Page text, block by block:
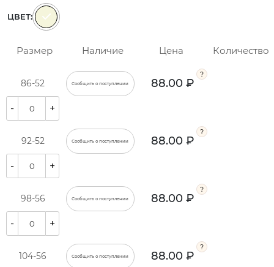
ЦВЕТ:
Размер Наличие Цена Количество
86-52 Сообщить о поступлении 88.00 ₽
- +
92-52 Сообщить о поступлении 88.00 ₽
- +
98-56 Сообщить о поступлении 88.00 ₽
- +
104-56 Сообщить о поступлении 88.00 ₽